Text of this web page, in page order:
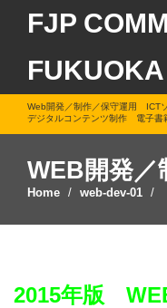
FJP
Web開発／制作／保守運用 ICT
デジタルコンテンツ制作 電子書
WEB開発／
Home web-dev-01
2015年版